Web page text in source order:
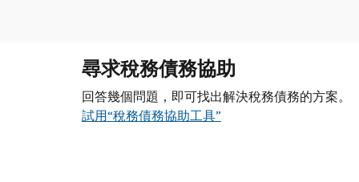
尋求稅務債務協助
回答幾個問題，即可找出解決稅務債務的方案。
試用“稅務債務協助工具”